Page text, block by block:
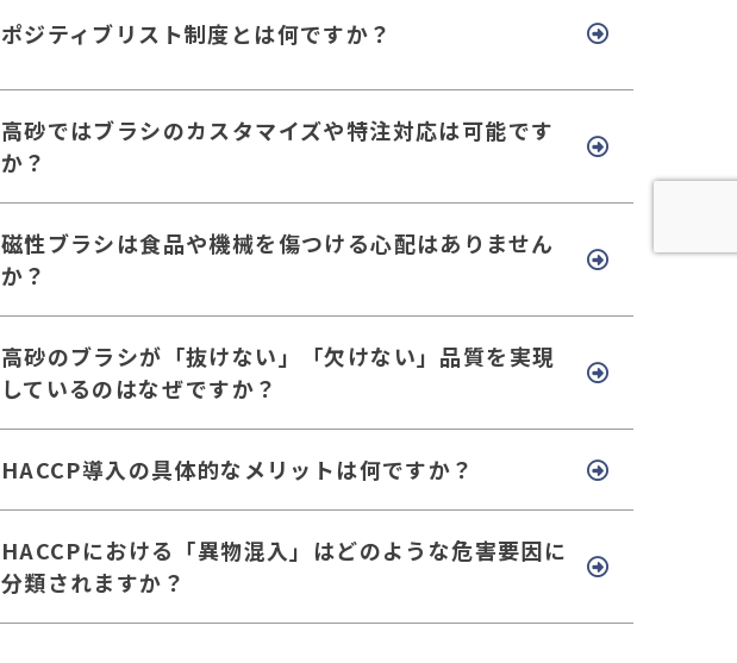
ポジティブリスト制度とは何ですか？
高砂ではブラシのカスタマイズや特注対応は可能です
か？
磁性ブラシは食品や機械を傷つける心配はありません
か？
高砂のブラシが「抜けない」「欠けない」品質を実現
しているのはなぜですか？
HACCP導入の具体的なメリットは何ですか？
HACCPにおける「異物混入」はどのような危害要因に
分類されますか？